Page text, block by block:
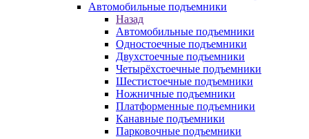
Автомобильные подъемники
Назад
Автомобильные подъемники
Одностоечные подъемники
Двухстоечные подъемники
Четырёхстоечные подъемники
Шестистоечные подъемники
Ножничные подъемники
Платформенные подъемники
Канавные подъемники
Парковочные подъемники